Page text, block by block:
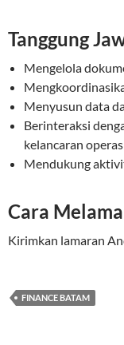
Tanggung
Mengelola
Menyusun data
Berinteraksi
kelancaran
Mendukung
Cara
Kirimkan lamaran
FINANCE BATAM